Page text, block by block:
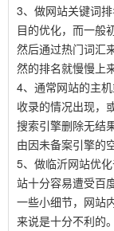
3、做网站关键词
目的优化，而一般
然后通过热门词汇
然的排名就慢慢上
4、通常网站的主
收录的情况出现，
搜索引擎删除无结
由因未备案引擎的
5、做临沂网站优
站十分容易遭受百
一些小细节，网站
来说是十分不利的。